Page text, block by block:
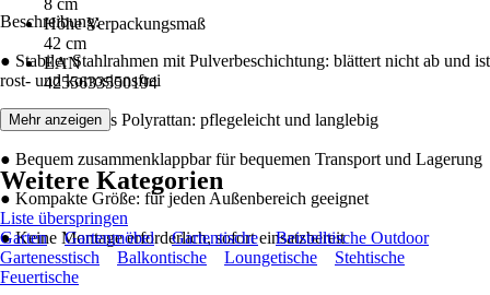
8 cm
Höhe Verpackungsmaß
42 cm
EAN
4255633550194
Beschreibung:
● Stabiler Stahlrahmen mit Pulverbeschichtung: blättert nicht ab und ist
rost- und korrosionsfrei
● Tischplatte aus Polyrattan: pflegeleicht und langlebig
● Bequem zusammenklappbar für bequemen Transport und Lagerung
● Kompakte Größe: für jeden Außenbereich geeignet
● Keine Montage erforderlich, sofort einsatzbereit
Mehr anzeigen
Weitere Kategorien
Liste überspringen
Garten
Gartenmöbel Gartentische
Beistelltische Outdoor
Gartenesstisch
Balkontische Loungetische
Stehtische
Feuertische